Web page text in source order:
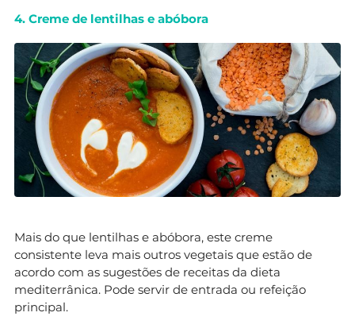
4. Creme de lentilhas e abóbora
Mais do que lentilhas e abóbora, este creme
consistente leva mais outros vegetais que estão de
acordo com as sugestões de receitas da dieta
mediterrânica. Pode servir de entrada ou refeição
principal.